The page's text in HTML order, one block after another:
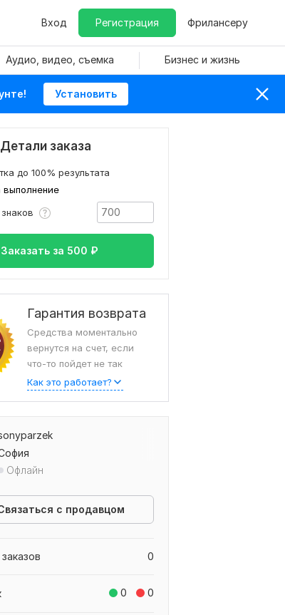
Вход Регистрация Фрилансеру
Аудио, видео, съемка Бизнес и жизнь
Установить
Детали заказа
выполнение
до 100% результата
Заказать за 500 ₽
Гарантия возврата
Средства моментально
вернутся на счет, если
что-то пойдет не так
Как это работает?
Офлайн
с продавцом
0
0 0